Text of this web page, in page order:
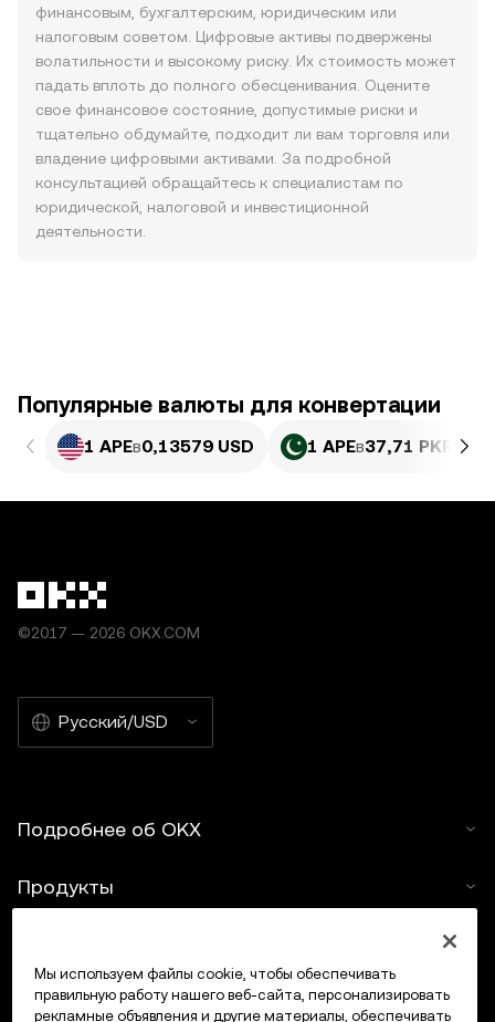
финансовым, бухгалтерским, юридическим или
налоговым советом. Цифровые активы подвержены
волатильности и высокому риску. Их стоимость может
падать вплоть до полного обесценивания. Оцените
свое финансовое состояние, допустимые риски и
тщательно обдумайте, подходит ли вам торговля или
владение цифровыми активами. За подробной
консультацией обращайтесь к специалистам по
юридической, налоговой и инвестиционной
деятельности.
Популярные валюты для конвертации
1 APEв0,13579 USD 1 APEв37,71 PKR
©2017 — 2026 OKX.COM
Русский/USD
Подробнее об OKX
Продукты
Поддержка
Мы используем файлы cookie, чтобы обеспечивать
правильную работу нашего веб-сайта, персонализировать
рекламные объявления и другие материалы, обеспечивать